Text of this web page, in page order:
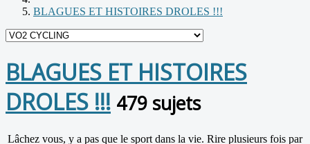
BLAGUES ET HISTOIRES DROLES !!!
BLAGUES ET HISTOIRES
DROLES !!! 479 sujets
Lâchez vous, y a pas que le sport dans la vie. Rire plusieurs fois par